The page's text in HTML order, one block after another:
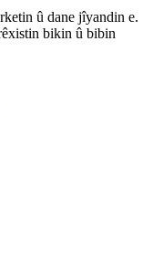
û dane jîyandin e.
bikin û bibin